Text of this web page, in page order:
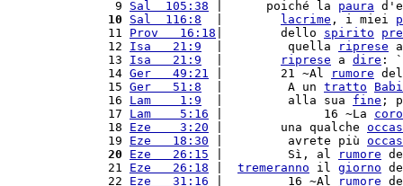
9 Sal  105:38 |      poiché la paura
10
Sal  116:8 lacrime , i miei
11 Prov   16:18 |        dello spirito
12 Isa   21:9
  |         quella
riprese
13 Isa   21:9 riprese a dire :
14 Ger   49:21 |        21 ~Al rumore
15 Ger   51:8
  |         A un
tratto
16 Lam    1:9
  |         alla sua
fine ;
17 Lam    5:16 |              16 ~La
18 Eze    3:20 |        una qualche
19 Eze   18:30 |         avrete più
20
Eze   26:15 |         Sì, al rumore
21 Eze   26:18 tremeranno il giorno
22 Eze   31:16 |         16 ~Al rumore